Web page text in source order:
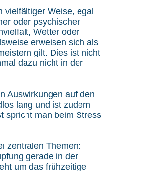
vielfältiger Weise, egal
oder psychischer
Wetter oder
erweisen sich als
gilt. Dies ist nicht
dazu nicht in der
Auswirkungen auf den
lang und ist zudem
spricht man beim Stress
zentralen Themen:
gerade in der
um das frühzeitige